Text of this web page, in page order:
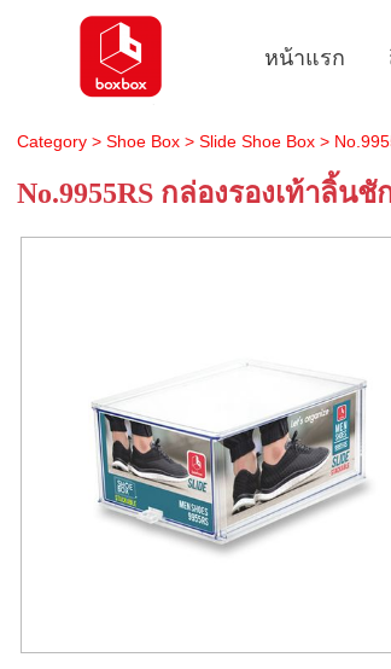
หน้าแรก
Category> Shoe Box> Slide Shoe Box>
No.9955RS กล่องรองเท้าลิ้นชั